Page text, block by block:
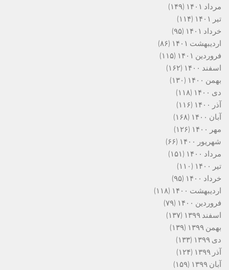
مرداد ۱۴۰۱
(۱۴۹)
تیر ۱۴۰۱
(۱۱۴)
خرداد ۱۴۰۱
(۹۵)
اردیبهشت ۱۴۰۱
(۸۶)
فروردین ۱۴۰۱
(۱۱۵)
اسفند ۱۴۰۰
(۱۶۲)
بهمن ۱۴۰۰
(۱۳۰)
دی ۱۴۰۰
(۱۱۸)
آذر ۱۴۰۰
(۱۱۶)
آبان ۱۴۰۰
(۱۶۸)
مهر ۱۴۰۰
(۱۲۶)
شهریور ۱۴۰۰
(۶۶)
مرداد ۱۴۰۰
(۱۵۱)
تیر ۱۴۰۰
(۱۱۰)
خرداد ۱۴۰۰
(۹۵)
اردیبهشت ۱۴۰۰
(۱۱۸)
فروردین ۱۴۰۰
(۷۹)
اسفند ۱۳۹۹
(۱۳۷)
بهمن ۱۳۹۹
(۱۳۹)
دی ۱۳۹۹
(۱۳۳)
آذر ۱۳۹۹
(۱۲۴)
آبان ۱۳۹۹
(۱۵۹)